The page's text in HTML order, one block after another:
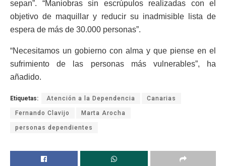
sepan”. “Maniobras sin escrúpulos realizadas con el
objetivo de maquillar y reducir su inadmisible lista de
espera de más de 30.000 personas”.
“Necesitamos un gobierno con alma y que piense en el
sufrimiento de las personas más vulnerables”, ha
añadido.
Etiquetas: Atención a la Dependencia Canarias
Fernando Clavijo Marta Arocha
personas dependientes